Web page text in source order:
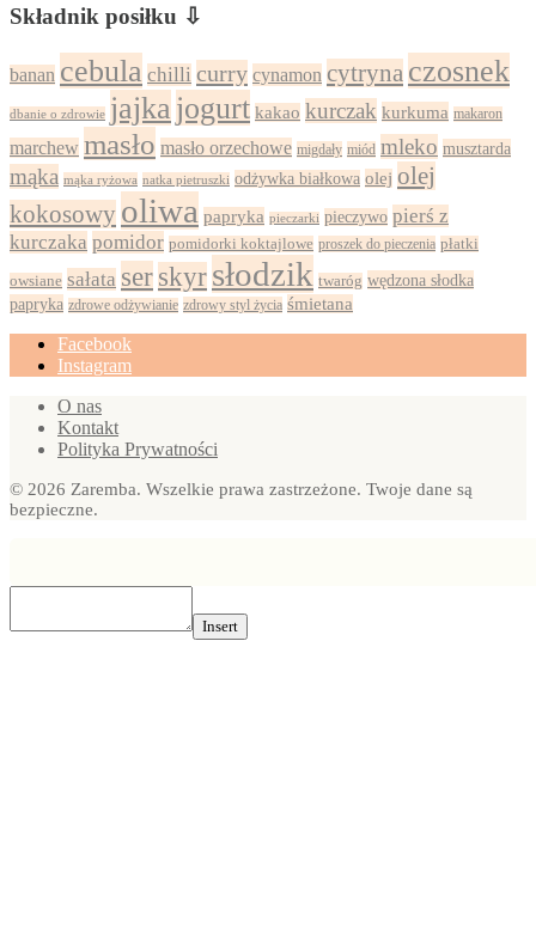
Składnik posiłku ⇩
banan cebula chilli curry cynamon cytryna czosnek
dbanie o zdrowie jajka jogurt kakao kurczak kurkuma makaron
marchew masło masło orzechowe migdały miód mleko musztarda
mąka mąka ryżowa natka pietruszki odżywka białkowa olej olej
kokosowy oliwa papryka pieczarki pieczywo pierś z
kurczaka pomidor pomidorki koktajlowe proszek do pieczenia płatki
owsiane sałata ser skyr słodzik twaróg wędzona słodka
papryka zdrowe odżywianie zdrowy styl życia śmietana
Facebook
Instagram
O nas
Kontakt
Polityka Prywatności
© 2026 Zaremba. Wszelkie prawa zastrzeżone. Twoje dane są
bezpieczne.
Insert